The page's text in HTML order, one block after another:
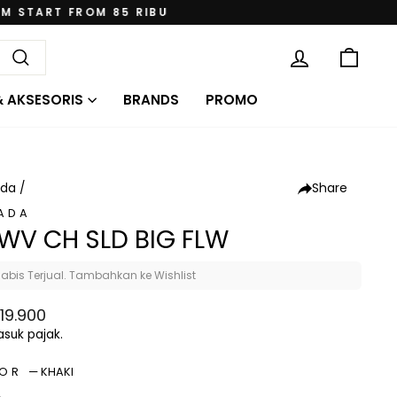
Cari
MASUK
AKSESORIS BRANDS PROMO
/ Share
CH SLD BIG FLW
Terjual. Tambahkan ke Wishlist
pajak.
—KHAKI